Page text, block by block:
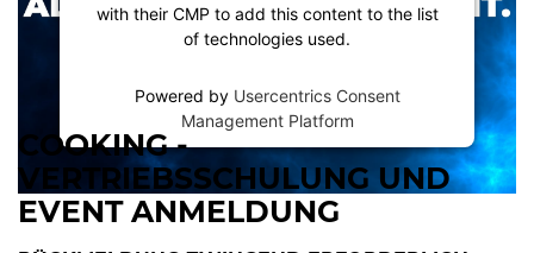
with their CMP to add this content to the list
of technologies used.
Powered by Usercentrics Consent
Management Platform
COOKING -
VERTRIEBSSCHULUNG UND
EVENT ANMELDUNG